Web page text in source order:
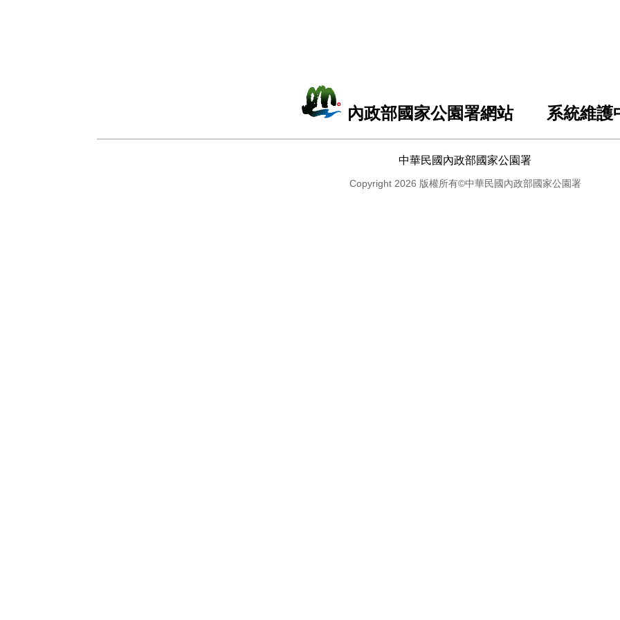
內政部國家公園署網站 系統維護
中華民國內政部國家公園署
Copyright 2026 版權所有©中華民國內政部國家公園署